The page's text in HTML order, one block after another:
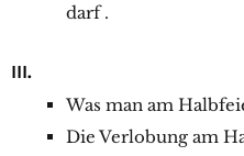
darf .
III.
Was man am
Die Verlobung am